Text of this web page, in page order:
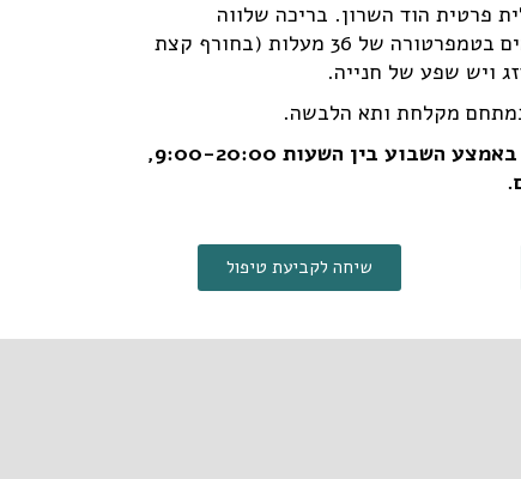
פרטית הוד השרון. בריכה שלווה
ומטופחת, טובלת בגן שופע, המים בטמפרטורה של 36 מעלות (בחורף קצת
ויש שפע של חנייה.
במתחם מקלחת ותא הלבשה.
ניתן לתאם טיפול וואטסו זוגי באמצע השבוע בין השעות 9:00-20:00,
שיחה לקביעת טיפול